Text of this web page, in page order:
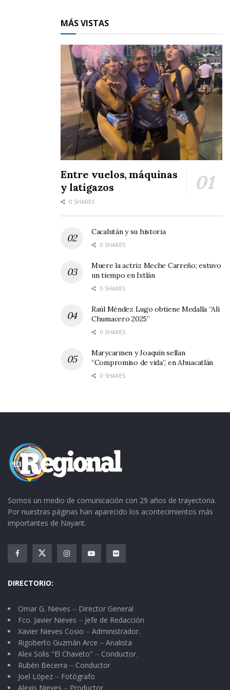
MÁS VISTAS
Entre vuelos, máquinas
y latigazos
0 SHARES
Cacalután y su historia
0 SHARES
Muere la actriz Meche Carreño; estuvo
un tiempo en Ixtlán
0 SHARES
Raúl Méndez Lugo obtiene Medalla “Alí
Chumacero 2025”
0 SHARES
Marycarmen y Joaquín sellan
“Compromiso de vida”, en Ahuacatlán
0 SHARES
Somos un medio de comunicación con 29 años de trayectoria.
Por nuestras páginas han aparecido los acontecimientos más
importantes de Nayarit.
DIRECTORIO:
Omar G. Nieves ⏤ Director General
Fco. Javier Nieves ⏤ Jefe de Redacción
Xavier Nieves Cosio ⏤ Administrador.
Rigoberto Guzmán Arce ⏤ Analista
Alex Solis "El Chaveto" ⏤ Conductor.
Rubén Becerra ⏤ Conductor
Joel López ⏤ Fotógrafo
Alexis Nieves ⏤ Productor